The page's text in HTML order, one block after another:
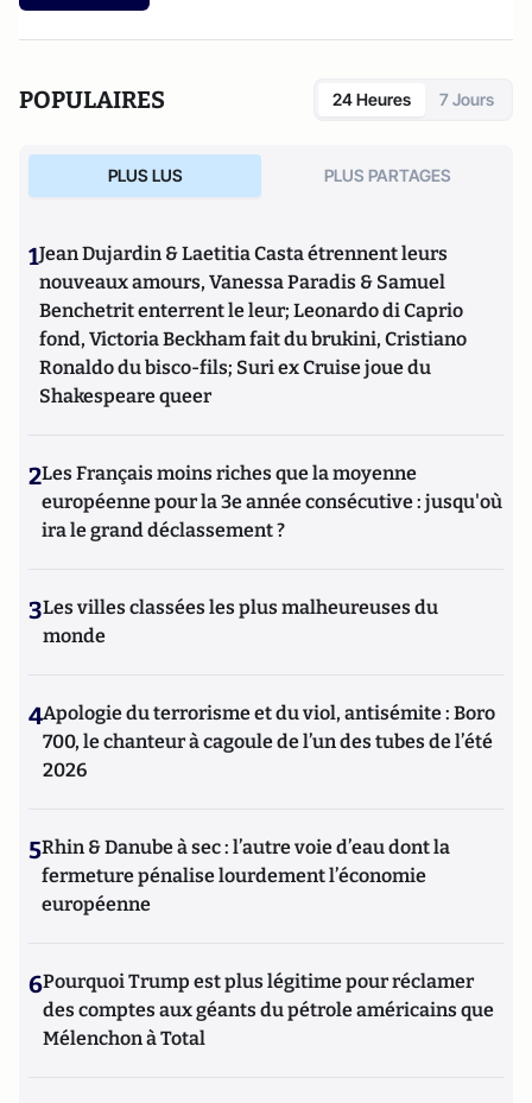
POPULAIRES 24 Heures 7 Jours
PLUS LUS PLUS PARTAGES
1Jean Dujardin & Laetitia Casta étrennent leurs
nouveaux amours, Vanessa Paradis & Samuel
Benchetrit enterrent le leur; Leonardo di Caprio
fond, Victoria Beckham fait du brukini, Cristiano
Ronaldo du bisco-fils; Suri ex Cruise joue du
Shakespeare queer
2Les Français moins riches que la moyenne
européenne pour la 3e année consécutive : jusqu'où
ira le grand déclassement ?
3Les villes classées les plus malheureuses du
monde
4Apologie du terrorisme et du viol, antisémite : Boro
700, le chanteur à cagoule de l’un des tubes de l’été
2026
5Rhin & Danube à sec : l’autre voie d’eau dont la
fermeture pénalise lourdement l’économie
européenne
6Pourquoi Trump est plus légitime pour réclamer
des comptes aux géants du pétrole américains que
Mélenchon à Total